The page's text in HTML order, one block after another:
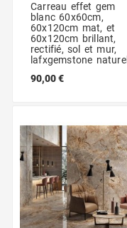
Carreau effet gem
blanc 60x60cm,
60x120cm mat, et
60x120cm brillant,
rectifié, sol et mur,
lafxgemstone naturel
90,00 €